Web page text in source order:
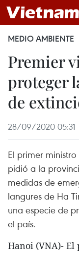
MEDIO AMBIENTE
Premier
proteger
de
28/09/2020 05:31
El primer
pidió a la
medidas de
langures de Ha
una especie de
el país.
Hanoi (VNA)-